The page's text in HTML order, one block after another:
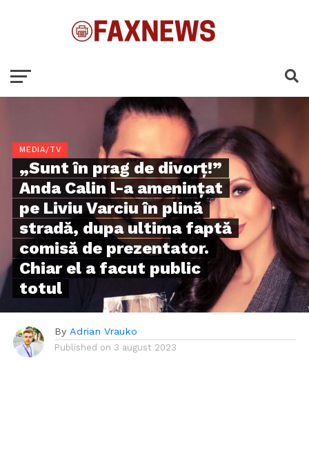
MEDIA/TV
„Sunt în prag de divorț!”
Anda Calin l-a amenințat
pe Liviu Varciu în plină
stradă, dupa ultima faptă
comisă de prezentator.
Chiar el a facut public
totul
By Adrian Vrauko
Published on 3 august 2023